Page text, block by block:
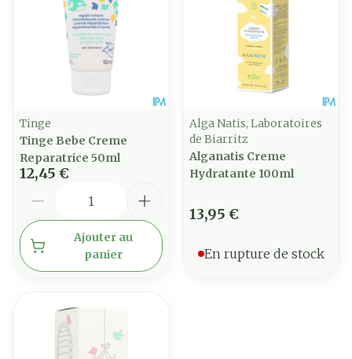
Tinge
Tinge Bebe Creme
Reparatrice 50ml
12,45 €
Ajouter au
panier
Alga Natis, Laboratoires
de Biarritz
Alganatis Creme
Hydratante 100ml
13,95 €
En rupture de stock